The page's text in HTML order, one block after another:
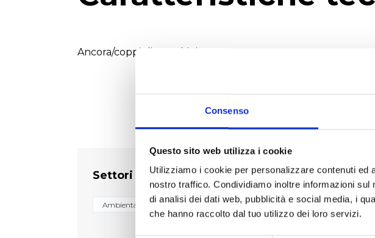
Consenso
Questo sito web utilizza i cookie
Utilizziamo i cookie per personalizzare contenuti
nostro traffico. Condividiamo inoltre informazioni
di analisi dei dati web, pubblicità e social media, i
che hanno raccolto dal tuo utilizzo dei loro servizi.
Ancora/coppiglia 7 rubini.
Settori
Ambientale Biologico e diagnostico Chimico